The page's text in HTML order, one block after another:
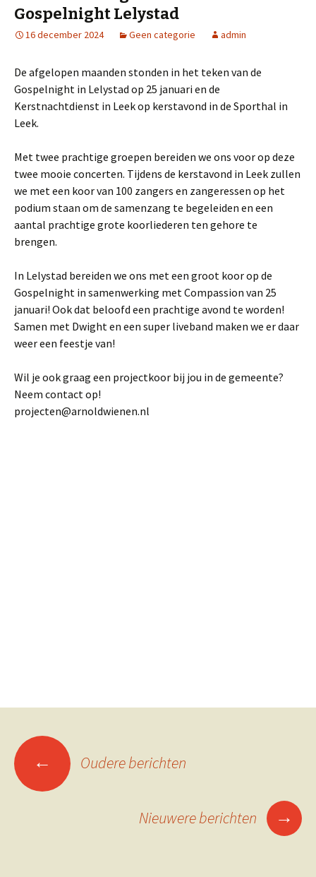
Gospelnight Lelystad
16 december 2024 Geen categorie admin
De afgelopen maanden stonden in het teken van de
Gospelnight in Lelystad op 25 januari en de
Kerstnachtdienst in Leek op kerstavond in de Sporthal in
Leek.
Met twee prachtige groepen bereiden we ons voor op deze
twee mooie concerten. Tijdens de kerstavond in Leek zullen
we met een koor van 100 zangers en zangeressen op het
podium staan om de samenzang te begeleiden en een
aantal prachtige grote koorliederen ten gehore te
brengen.
In Lelystad bereiden we ons met een groot koor op de
Gospelnight in samenwerking met Compassion van 25
januari! Ook dat beloofd een prachtige avond te worden!
Samen met Dwight en een super liveband maken we er daar
weer een feestje van!
Wil je ook graag een projectkoor bij jou in de gemeente?
Neem contact op!
projecten@arnoldwienen.nl
Berichtennavigatie
← Oudere berichten
Nieuwere berichten →